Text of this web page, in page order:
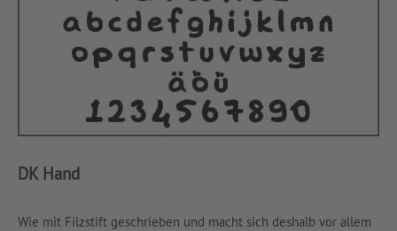
DK Hand
Wie mit Filzstift geschrieben und macht sich deshalb vor allem